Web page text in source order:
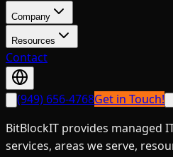
Company
Resources
Contact
(949) 656-4768Get in Touch!
BitBlockIT provides managed
services, areas we serve,